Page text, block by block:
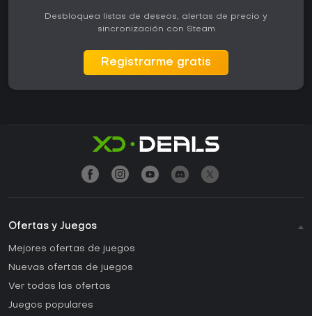
Desbloquea listas de deseos, alertas de precio y
sincronización con Steam
Registrarme gratis
Ofertas y Juegos
Mejores ofertas de juegos
Nuevas ofertas de juegos
Ver todas las ofertas
Juegos populares